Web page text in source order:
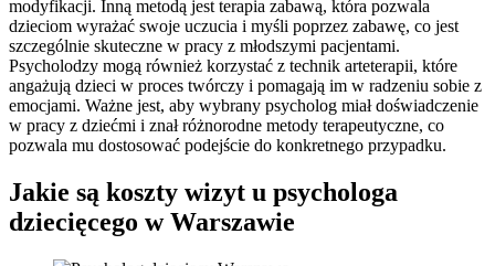
modyfikacji. Inną metodą jest terapia zabawą, która pozwala
dzieciom wyrażać swoje uczucia i myśli poprzez zabawę, co jest
szczególnie skuteczne w pracy z młodszymi pacjentami.
Psycholodzy mogą również korzystać z technik arteterapii, które
angażują dzieci w proces twórczy i pomagają im w radzeniu sobie z
emocjami. Ważne jest, aby wybrany psycholog miał doświadczenie
w pracy z dziećmi i znał różnorodne metody terapeutyczne, co
pozwala mu dostosować podejście do konkretnego przypadku.
Jakie są koszty wizyt u psychologa
dziecięcego w Warszawie